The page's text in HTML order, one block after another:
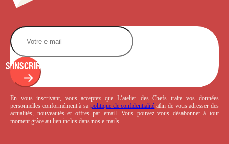
S'INSCRIRE
En vous inscrivant, vous acceptez que L’atelier des Chefs traite vos données
personnelles conformément à sa politique de confidentialité afin de vous adresser des
actualités, nouveautés et offres par email. Vous pouvez vous désabonner à tout
moment grâce au lien inclus dans nos e-mails.